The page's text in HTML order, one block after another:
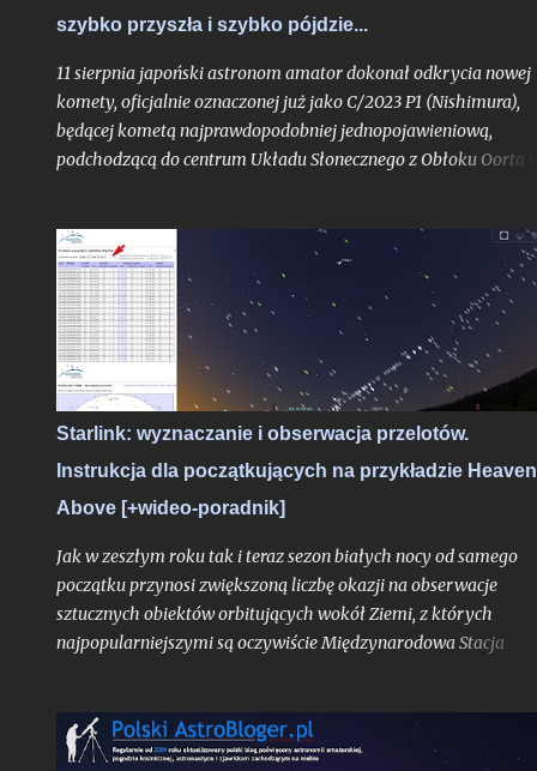
szybko przyszła i szybko pójdzie...
11 sierpnia japoński astronom amator dokonał odkrycia nowej
komety, oficjalnie oznaczonej już jako C/2023 P1 (Nishimura),
będącej kometą najprawdopodobniej jednopojawieniową,
podchodzącą do centrum Układu Słonecznego z Obłoku Oorta i
odkrycia był bardzo jasny jak na kometę, mając blask rzędu
mag.
Starlink: wyznaczanie i obserwacja przelotów.
Instrukcja dla początkujących na przykładzie
Above [+wideo-poradnik]
Jak w zeszłym roku tak i teraz sezon białych nocy od samego
początku przynosi zwiększoną liczbę okazji na obserwacje
sztucznych obiektów orbitujących wokół Ziemi, z których
najpopularniejszymi są oczywiście Międzynarodowa Stacja
Słońca pod horyzontem względem Polski sprawia, że satelity
znacznie częściej znajdują się w strefie dnia orbitalnego